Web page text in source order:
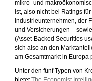
mikro- und
ist, also nicht bei Ratings
Industrieunternehmen, der
und Versicherungen –
(Asset-Backed Securities
sich also an den
am Gesamtmarkt in Europa
Unter den fünf Typen von